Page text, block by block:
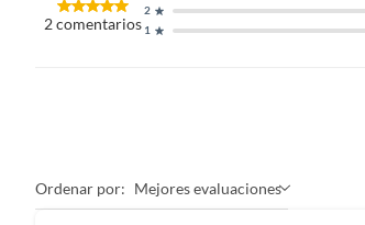
2comentarios 1
2
Ordenar por: Mejores evaluaciones